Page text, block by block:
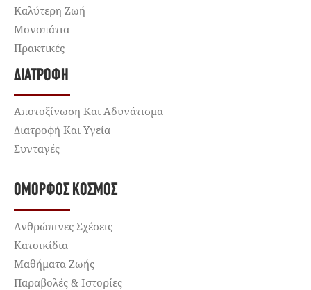
Καλύτερη Ζωή
Μονοπάτια
Πρακτικές
ΔΙΑΤΡΟΦΉ
Αποτοξίνωση Και Αδυνάτισμα
Διατροφή Και Υγεία
Συνταγές
ΌΜΟΡΦΟΣ ΚΌΣΜΟΣ
Ανθρώπινες Σχέσεις
Κατοικίδια
Μαθήματα Ζωής
Παραβολές & Ιστορίες